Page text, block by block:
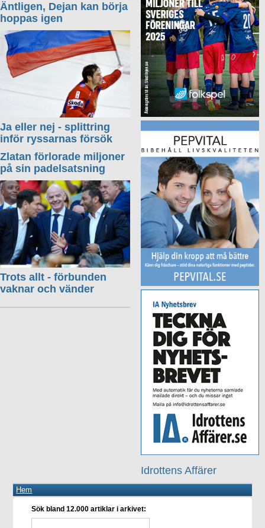
Idrottens Affärer
Äntligen, Dejan kan börja
hoppas igen
Ja eller nej - splittring
inför ryssarnas försök
Zlatan förlorade miljoner
på sin padelsatsning
Trots allt - förbunden
vaknar och vänder
Hem
Sök bland 12.000 artiklar i arkivet: